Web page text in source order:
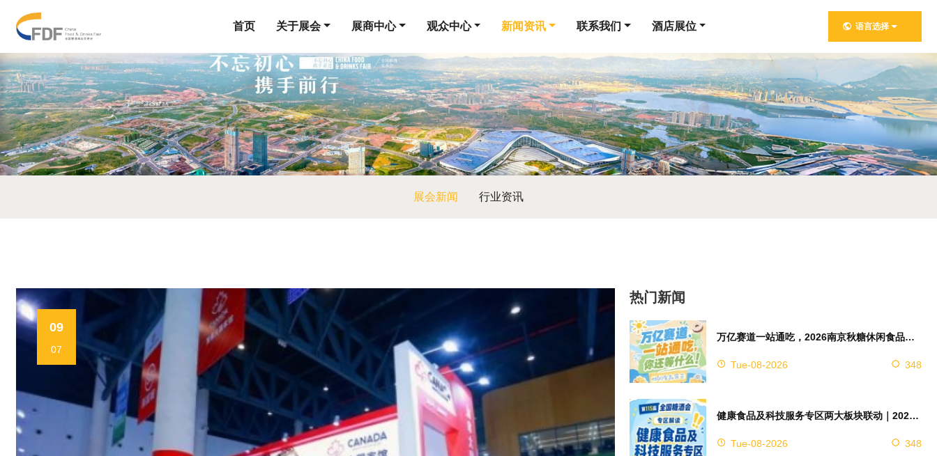
首页 关于展会 展商中心 观众中心 新闻资讯 联系我们 酒店展位 语言选择
展会新闻 行业资讯
09
07
热门新闻
万亿赛道一站通吃，2026南京秋糖休闲食品展区4万㎡超大展馆等你来占位
Tue-08-2026 348
健康食品及科技服务专区两大板块联动｜2026南京秋糖实现双向赋能助力企业对接技术资源
Tue-08-2026 348